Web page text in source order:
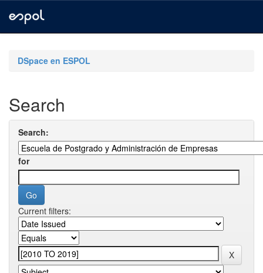
navigationDSpace en ESPOL
Search
Search:
for
Current filters: